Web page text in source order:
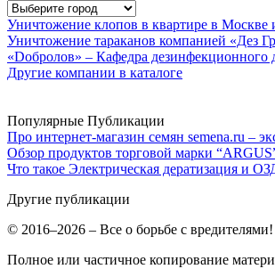
Уничтожение клопов в квартире в Москве
Уничтожение тараканов компанией «Дез
«Dобролов» – Кафедра дезинфекционного
Другие компании в каталоге
Популярные Публикации
Про интернет-магазин семян semena.ru –
Обзор продуктов торговой марки
Что такое Электрическая дератизация и
Другие публикации
© 2016–2026 – Все о борьбе с вредителями!
Полное или частичное копирование